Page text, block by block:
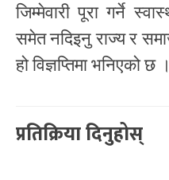
जिम्मेवारी पूरा गर्ने
समेत नदिइनु राज्य र
हो विज्ञप्तिमा भनिएको छ ।
प्रतिक्रिया दिनुहोस्